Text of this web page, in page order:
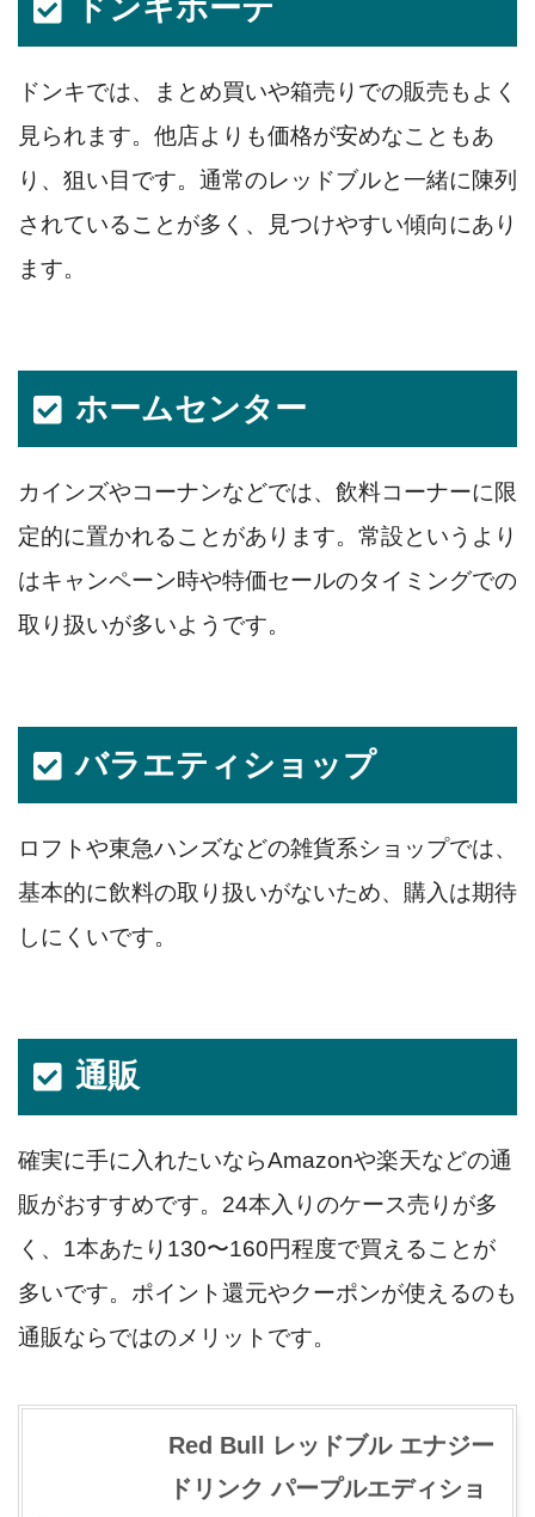
ドンキホーテ
ドンキでは、まとめ買いや箱売りでの販売もよく
見られます。他店よりも価格が安めなこともあ
り、狙い目です。通常のレッドブルと一緒に陳列
されていることが多く、見つけやすい傾向にあり
ます。
ホームセンター
カインズやコーナンなどでは、飲料コーナーに限
定的に置かれることがあります。常設というより
はキャンペーン時や特価セールのタイミングでの
取り扱いが多いようです。
バラエティショップ
ロフトや東急ハンズなどの雑貨系ショップでは、
基本的に飲料の取り扱いがないため、購入は期待
しにくいです。
通販
確実に手に入れたいならAmazonや楽天などの通
販がおすすめです。24本入りのケース売りが多
く、1本あたり130〜160円程度で買えることが
多いです。ポイント還元やクーポンが使えるのも
通販ならではのメリットです。
Red Bull レッドブル エナジー
ドリンク パープルエディショ